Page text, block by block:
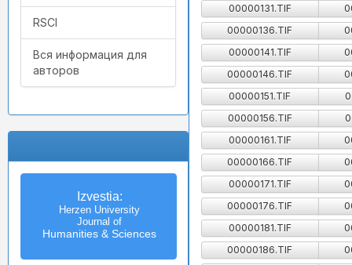
RSCI
Вся информация для
авторов
Известия
Российского государственного
педагогического университета
им. А.И. Герцена
Izvestia:
Herzen University
Journal of
Humanities & Sciences
00000131.TIF
00000136.TIF
00000141.TIF
00000146.TIF
00000151.TIF
00000156.TIF
00000161.TIF
00000166.TIF
00000171.TIF
00000176.TIF
00000181.TIF
00000186.TIF